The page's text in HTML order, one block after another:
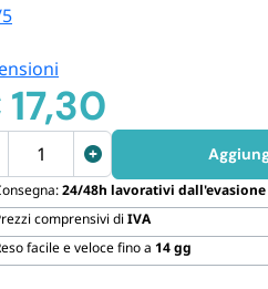
17,30
24/48h lavorativi dall'evasione
comprensivi di IVA
facile e veloce fino a 14 gg